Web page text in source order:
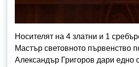
Носителят на 4 златни и 1
Мастър световното първенство
Александър Григоров дари едно